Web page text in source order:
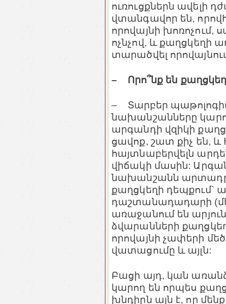
ուռուցքներն ավելի
վտանգավոր են,
որովայնի
ոչնչով, և քաղցկեղի
տարածվել
– Որո՞նք են
– Տարբեր
նախանշանները
արգանդի վզիկի
ցավոք, շատ քիչ են,
հայտնաբերվելն
վիճակի մասին:
նախանշանն
քաղցկեղի դեպքում`
դաշտանադադարի
առաջանում են
ձվարանների
որովայնի չափերի
վատացումը և այլն:
Բացի այդ, կան
կարող են որպես
խնդիրն այն է, որ